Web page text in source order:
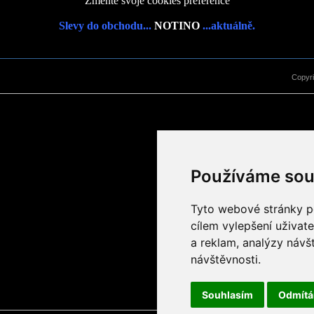
Používáme
Tyto webové stránky
cílem vylepšení
a reklam, analýzy
návštěvnosti.
Souhlasím
Slevy do obchodu... NOTINO ...aktuálně.